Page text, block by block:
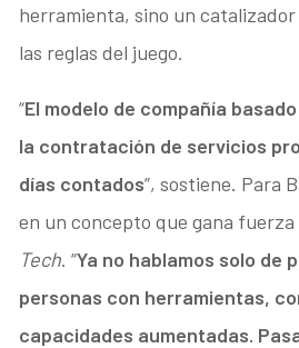
herramienta, sino un
las reglas del juego.
“El modelo de compañía
la contratación de servicios
días contados”, sostiene. Para
en un concepto que gana
Tech. “Ya no hablamos solo de
personas con herramientas,
capacidades aumentadas.